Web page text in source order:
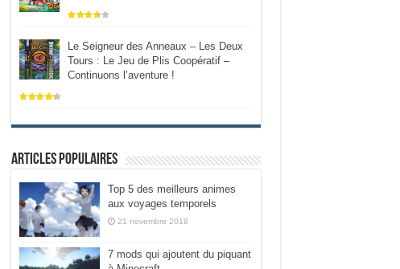
Le Seigneur des Anneaux – Les Deux
Tours : Le Jeu de Plis Coopératif –
Continuons l’aventure !
Articles populaires
Top 5 des meilleurs animes
aux voyages temporels
21 novembre 2018
7 mods qui ajoutent du piquant